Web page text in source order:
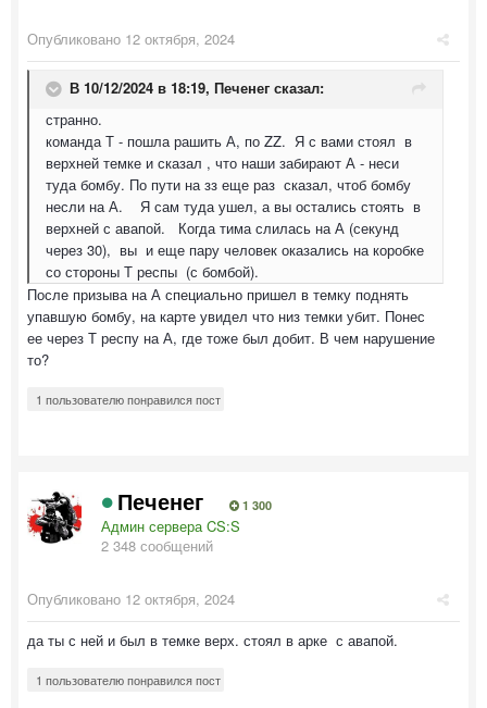
Опубликовано 12 октября, 2024
В 10/12/2024 в 18:19, Печенег сказал:
странно.
команда Т - пошла рашить А, по ZZ. Я с вами стоял в
верхней темке и сказал , что наши забирают А - неси
туда бомбу. По пути на зз еще раз сказал, чтоб бомбу
несли на А. Я сам туда ушел, а вы остались стоять в
верхней с авапой. Когда тима слилась на А (секунд
через 30), вы и еще пару человек оказались на коробке
со стороны Т респы (с бомбой).
После призыва на А специально пришел в темку поднять
упавшую бомбу, на карте увидел что низ темки убит. Понес
ее через Т респу на А, где тоже был добит. В чем нарушение
то?
1 пользователю понравился пост
Печенег 1 300
Админ сервера CS:S
2 348 сообщений
Опубликовано 12 октября, 2024
да ты с ней и был в темке верх. стоял в арке с авапой.
1 пользователю понравился пост